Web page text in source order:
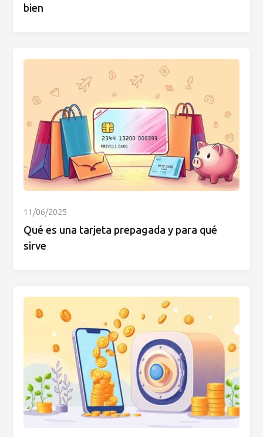
bien
11/06/2025
Qué es una tarjeta prepagada y para qué
sirve